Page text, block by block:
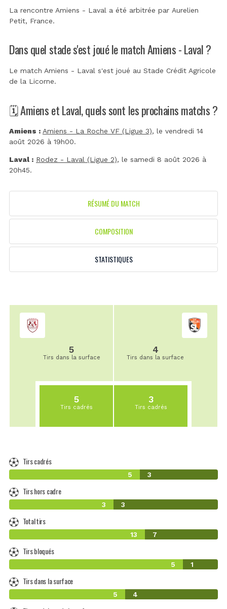
La rencontre Amiens - Laval a été arbitrée par Aurelien
Petit, France.
Dans quel stade s'est joué le match Amiens - Laval ?
Le match Amiens - Laval s'est joué au Stade Crédit Agricole
de la Licorne.
🗓️ Amiens et Laval, quels sont les prochains matchs ?
Amiens : Amiens - La Roche VF (Ligue 3), le vendredi 14
août 2026 à 19h00.
Laval : Rodez - Laval (Ligue 2), le samedi 8 août 2026 à
20h45.
RÉSUMÉ DU MATCH
COMPOSITION
STATISTIQUES
5
Tirs dans la surface
5
Tirs cadrés
4
Tirs dans la surface
3
Tirs cadrés
Tirs cadrés
5 3
Tirs hors cadre
3 3
Total tirs
13 7
Tirs bloqués
5 1
Tirs dans la surface
5 4